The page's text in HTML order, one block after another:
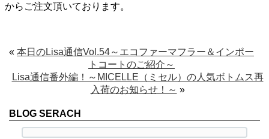
からご注文頂いております。
« 本日のLisa通信Vol.54～エコファーマフラー＆インポー
トコートのご紹介～
Lisa通信番外編！～MICELLE（ミセル）の人気ボトムス再
入荷のお知らせ！～ »
BLOG SERACH